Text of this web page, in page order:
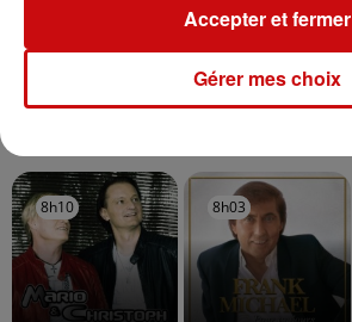
TITRES DIFFUSÉS
8h10
8h10 8h03
8h03
Gérer mes choix
Accepter et fermer